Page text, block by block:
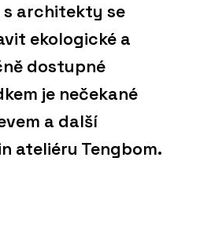
s architekty se
ekologické a
dostupné
je nečekané
a další
ateliéru Tengbom.